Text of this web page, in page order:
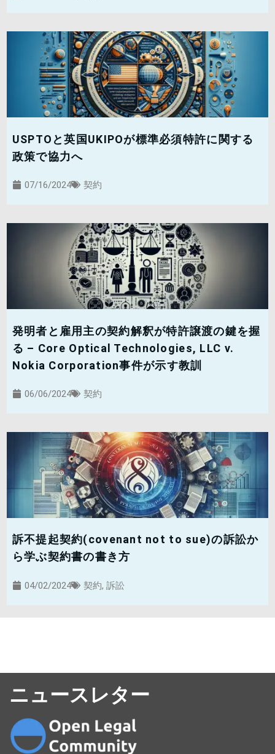
USPTOと英国UKIPOが標準必須特許に関する
政策で協力へ
07/16/2024 契約
発明者と雇用主の契約解釈が特許譲渡の鍵を握
る – Core Optical Technologies, LLC v.
Nokia Corporation事件が示す教訓
06/06/2024 契約
訴不提起契約(covenant not to sue)の訴訟か
ら学ぶ契約書の書き方
04/02/2024 契約, 訴訟
ニュースレター